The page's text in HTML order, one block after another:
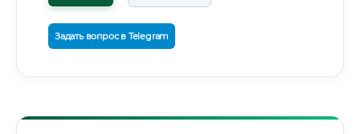
Задать вопрос в Telegram